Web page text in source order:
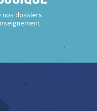
nos dossiers